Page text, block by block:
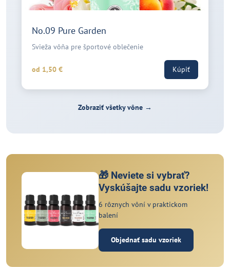
No.09 Pure Garden
Svieža vôňa pre športové oblečenie
od 1,50 € Kúpiť
Zobraziť všetky vône →
🎁 Neviete si vybrať?
Vyskúšajte sadu vzoriek!
6 rôznych vôní v praktickom
balení
Objednať sadu vzoriek